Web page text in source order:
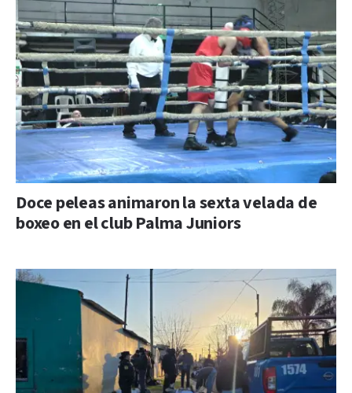
Doce peleas animaron la sexta velada de
boxeo en el club Palma Juniors